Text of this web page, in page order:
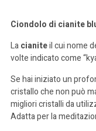
Ciondolo di cianite
Lacianiteil cui nome
volte indicato come
Se hai iniziato un
cristallo che non può
migliori cristalli da
Adatta per la